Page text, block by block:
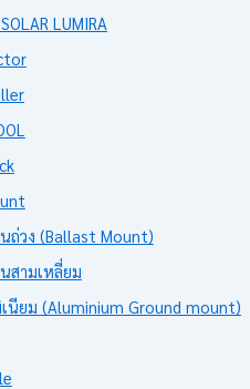
LUMIRA
ถ่วง (Ballast Mount)
สามเหลี่ยม
ยม (Aluminium Ground mount)